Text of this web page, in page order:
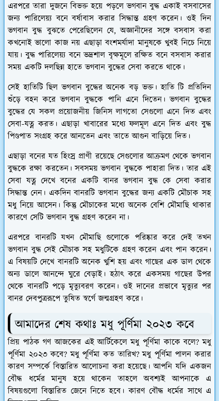
এরপরে তারা দুজনে বিভক্ত হয়ে পড়লে ভগবান বুদ্ধ একাই বসবাসের
জন্য পারিলেয়্য বনে বর্ষাবাস করার সিদ্ধান্ত গ্রহণ করেন। ওই দিন
ভগবান বুদ্ধ বুঝতে পেরেছিলেন যে, অজ্ঞানীদের সঙ্গে বসবাস করা
কখনোই ভালো কাজ নয় এছাড়া বংশমর্যাদা মানুষকে খুবই নিচে নিয়ে
যায়। বুদ্ধ পারিলেয়্য বনে ভদ্রশাল বৃক্ষমূলে রক্ষিত বনে বসবাস করার
সময় একটি দলছিন্ন হাতে ভগবান বুদ্ধের সেবা করতে থাকে।
সেই হাতিটি ছিল ভগবান বুদ্ধের অনেক বড় ভক্ত। হাতি টি প্রতিদিন
শুঁড়ে বহন করে ভগবান বুদ্ধকে পানি এনে দিতেন। ভগবান বুদ্ধের
বুদ্ধের যে সকল প্রয়োজনীয় জিনিস লাগতো সেগুলো এনে দিত এবং
সেবা-যত্ন করত। এছাড়া খাবারের মধ্যে ফলমূল এনে দিত এবং বুদ্ধ
পিণ্ডপাত সংগ্রহ করে আনতেন এবং তাতে আগুন বাড়িয়ে দিত।
এছাড়া বনের যত হিংস্র প্রাণী রয়েছে সেগুলোর আক্রমণ থেকে ভগবান
বুদ্ধকে রক্ষা করতেন। সবসময় ভগবান বুদ্ধকে পাহারা দিত। তার এই
সেবা যত্ন দেখে বনের একটি বানর ভগবান বুদ্ধ কে সেবা করার
সিদ্ধান্ত নেন। একদিন বানরটি ভগবান বুদ্ধের জন্য একটি মৌচাক সহ
মধু নিয়ে আসেন। কিন্তু মৌচাকের মধ্যে অনেক বেশি মৌমাছি থাকার
কারণে সেটি ভগবান বুদ্ধ গ্রহণ করেন না।
এরপরে বানরটি যখন মৌমাছি গুলোকে পরিষ্কার করে দেই তখন
ভগবান বুদ্ধ সেই মৌচাক সহ মধুটিকে গ্রহণ করেন এবং পান করেন।
এ বিষয়টি দেখে বানরটি অনেক খুশি হয় এবং গাছের এক ডাল থেকে
অন্য ডালে আনন্দে ঘুরে বেড়াই। হঠাৎ করে একসময় গাছের উপর
থেকে বানরটি পড়ে মৃত্যুবরণ করেন। ওই দানের প্রভাবে মৃত্যুর পর
বানর দেবপুত্ররূপে তুষিত স্বর্গে জন্মগ্রহণ করে।
আমাদের শেষ কথাঃ মধু পূর্ণিমা ২০২৩ কবে
প্রিয় পাঠক গণ আজকের এই আর্টিকেলে মধু পূর্ণিমা কাকে বলে? মধু
পূর্ণিমা ২০২৩ কবে? মধু পূর্ণিমা কত তারিখ? মধু পূর্ণিমা পালন করার
কারণ সম্পর্কে বিস্তারিত আলোচনা করা হয়েছে। আপনি যদি একজন
বৌদ্ধ ধর্মের মানুষ হয়ে থাকেন তাহলে অবশ্যই আপনাকে এ
বিষয়গুলো বিস্তারিত জেনে নিতে হবে। কারণ বৌদ্ধ ধর্মের সাথে এ